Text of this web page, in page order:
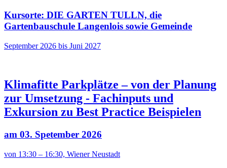
Kursorte: DIE GARTEN TULLN, die
Gartenbauschule Langenlois sowie Gemeinde
September 2026 bis Juni 2027
Klimafitte Parkplätze – von der Planung
zur Umsetzung - Fachinputs und
Exkursion zu Best Practice Beispielen
am 03. Spetember 2026
von 13:30 – 16:30, Wiener Neustadt